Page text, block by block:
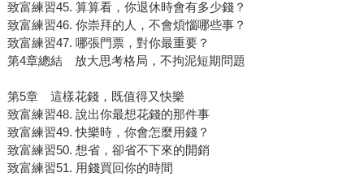
致富練習45. 算算看，你退休時會有多少錢？
致富練習46. 你崇拜的人，不會煩惱哪些事？
致富練習47. 哪張門票，對你最重要？
第4章總結 放大思考格局，不拘泥短期問題
第5章 這樣花錢，既值得又快樂
致富練習48. 說出你最想花錢的那件事
致富練習49. 快樂時，你會怎麼用錢？
致富練習50. 想省，卻省不下來的開銷
致富練習51. 用錢買回你的時間